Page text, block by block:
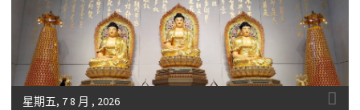
星期五, 7 8 月 , 2026